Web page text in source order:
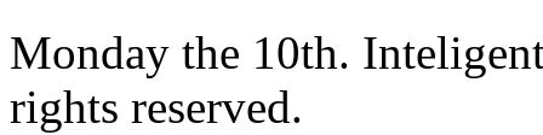
Monday the 10th.
rights reserved.